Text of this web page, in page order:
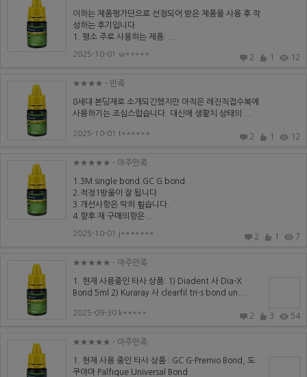
이하는 제품평가단으로 선정되어 받은 제품을 사용 후 작
성하는 후기입니다.
1. 평소 주로 사용하는 제품: ...
2025-10-01 w***** 2 1 12
★★★★ - 만족
8세대 본딩재로 소개되긴했지만 아직은 레진직접수복에
사용하기는 조심스럽습니다. 대신에 생활치 상태의 ...
2025-10-01 t****** 2 1 12
★★★★★ - 아주만족
1.3M single bond.GC G bond
2.적정1방울이 잘 됩니다
3.개선사항은 딱히 휲습니다.
4.향후 재 구매의향은 ...
2025-10-01 j******* 2 1 7
★★★★★ - 아주만족
1. 현재 사용중인 타사 상품: 1) Diadent 사 Dia-X
Bond 5ml 2) Kuraray 사 clearfil tri-s bond un...
2025-09-30 k***** 2 3 54
★★★★★ - 아주만족
1. 현재 사용 중인 타사 상품 : GC G-Premio Bond, 도
쿠야마 Palfique Universal Bond